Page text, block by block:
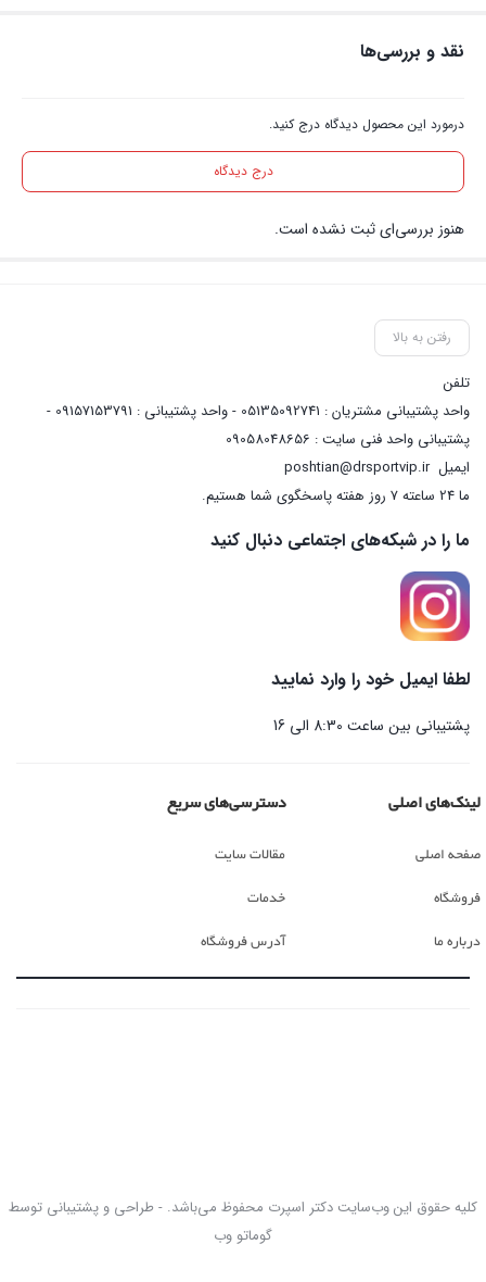
نقد و بررسی‌ها
درمورد این محصول دیدگاه درج کنید.
درج دیدگاه
هنوز بررسی‌ای ثبت نشده است.
رفتن به بالا
تلفن
واحد پشتیبانی مشتریان : 05135092741 - واحد پشتیبانی : 09157153791 -
پشتیبانی واحد فنی سایت : 09058048656
ایمیلposhtian@drsportvip.ir
ما 24 ساعته 7 روز هفته پاسخگوی شما هستیم.
ما را در شبکه‌های اجتماعی دنبال کنید
لطفا ایمیل خود را وارد نمایید
پشتیبانی بین ساعت 8:30 الی 16
لینک‌های اصلی
صفحه اصلی
فروشگاه
درباره ما
دسترسی‌های سریع
مقالات سایت
خدمات
آدرس فروشگاه
کلیه حقوق این وب‌سایت دکتر اسپرت محفوظ می‌باشد. - طراحی و پشتیبانی توسط
گوماتو وب